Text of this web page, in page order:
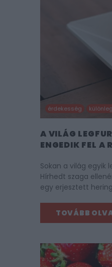
érdekesség
A VILÁG
ENGEDIK FEL A
Sokan a világ egyik
Hírhedt szaga
egy erjesztett
TOVÁBB